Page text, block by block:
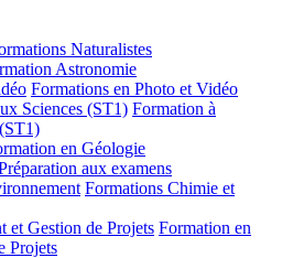
Naturalistes
Astronomie
Formations en Photo et Vidéo
Sciences (ST1) Formation à
en Géologie
aux examens
Formations Chimie et
et Gestion de Projets Formation en
Projets